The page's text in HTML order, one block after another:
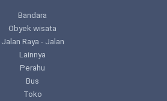
Bandara
Obyek wisata
Jalan Raya - Jalan
Lainnya
Perahu
Bus
Toko